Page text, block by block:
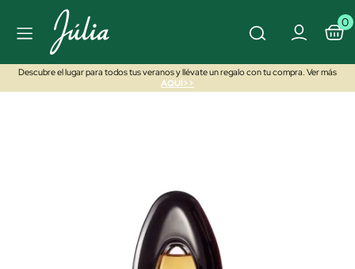
0
Descubre el lugar para todos tus veranos y llévate un regalo con tu compra. Ver más
AQUÍ>>